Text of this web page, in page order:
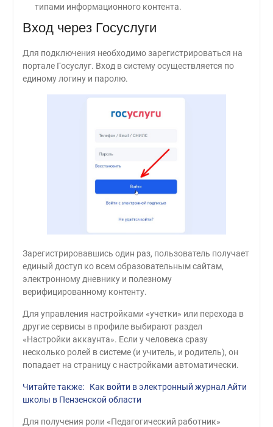
типами информационного контента.
Вход через Госуслуги
Для подключения необходимо зарегистрироваться на
портале Госуслуг. Вход в систему осуществляется по
единому логину и паролю.
Зарегистрировавшись один раз, пользователь получает
единый доступ ко всем образовательным сайтам,
электронному дневнику и полезному
верифицированному контенту.
Для управления настройками «учетки» или перехода в
другие сервисы в профиле выбирают раздел
«Настройки аккаунта». Если у человека сразу
несколько ролей в системе (и учитель, и родитель), он
попадает на страницу с настройками автоматически.
Читайте также: Как войти в электронный журнал Айти
школы в Пензенской области
Для получения роли «Педагогический работник»